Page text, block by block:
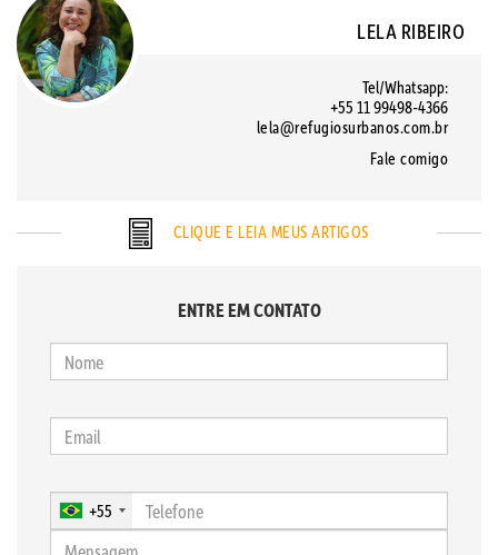
LELA RIBEIRO
Tel/Whatsapp:
+55 11 99498-4366
lela@refugiosurbanos.com.br
Fale comigo
CLIQUE E LEIA MEUS ARTIGOS
ENTRE EM CONTATO
+55